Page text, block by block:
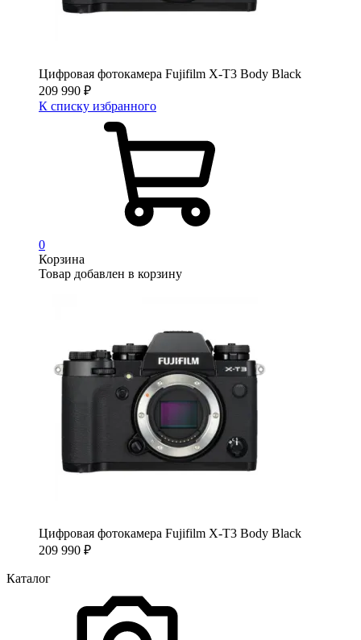
Цифровая фотокамера Fujifilm X-T3 Body Black
209 990 ₽
К списку избранного
0
Корзина
Товар добавлен в корзину
Цифровая фотокамера Fujifilm X-T3 Body Black
209 990 ₽
Каталог